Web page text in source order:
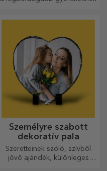
Személyre szabott
dekoratív pala
Szeretteinek szóló, szívből
jövő ajándék, különleges